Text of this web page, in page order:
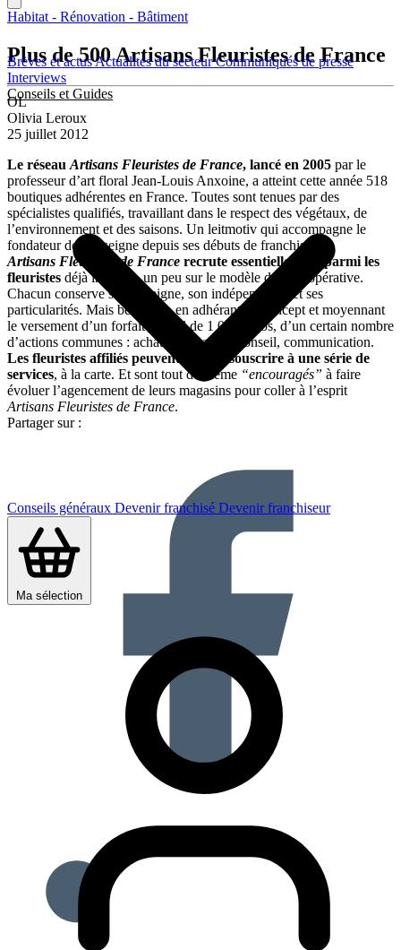
Brèves et actusActualités du secteurCommuniqués de presse
Interviews
Conseils et Guides
Conseils généraux Devenir franchisé Devenir franchiseur
Ma sélection
Habitat - Rénovation - Bâtiment
Plus de 500 Artisans Fleuristes de France
OL
Olivia Leroux
25 juillet 2012
Le réseau Artisans Fleuristes de France, lancé en 2005 par le
professeur d’art floral Jean-Louis Anxoine, a atteint cette année 518
boutiques adhérentes en France. Toutes sont tenues par des
spécialistes qualifiés, travaillant dans le respect des végétaux, de
l’environnement et des saisons. Un leitmotiv qui accompagne le
fondateur de l’enseigne depuis ses débuts de franchiseur.
Artisans Fleuristes de France recrute essentiellement parmi les
fleuristes déjà installés, un peu sur le modèle de la coopérative.
Chacun conserve son enseigne, son indépendance et ses
particularités. Mais bénéficie, en adhérant au concept et moyennant
le versement d’un forfait annuel de 1 000 euros, d’un certain nombre
d’actions communes : achats, formation, conseil, communication.
Les fleuristes affiliés peuvent ensuite souscrire à une série de
services, à la carte. Et sont tout de même “encouragés” à faire
évoluer l’agencement de leurs magasins pour coller à l’esprit
Artisans Fleuristes de France.
Partager sur :